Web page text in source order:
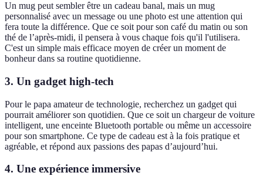
Un mug peut sembler être un cadeau banal, mais un mug
personnalisé avec un message ou une photo est une attention qui
fera toute la différence. Que ce soit pour son café du matin ou son
thé de l’après-midi, il pensera à vous chaque fois qu'il l'utilisera.
C'est un simple mais efficace moyen de créer un moment de
bonheur dans sa routine quotidienne.
3. Un gadget high-tech
Pour le papa amateur de technologie, recherchez un gadget qui
pourrait améliorer son quotidien. Que ce soit un chargeur de voiture
intelligent, une enceinte Bluetooth portable ou même un accessoire
pour son smartphone. Ce type de cadeau est à la fois pratique et
agréable, et répond aux passions des papas d’aujourd’hui.
4. Une expérience immersive